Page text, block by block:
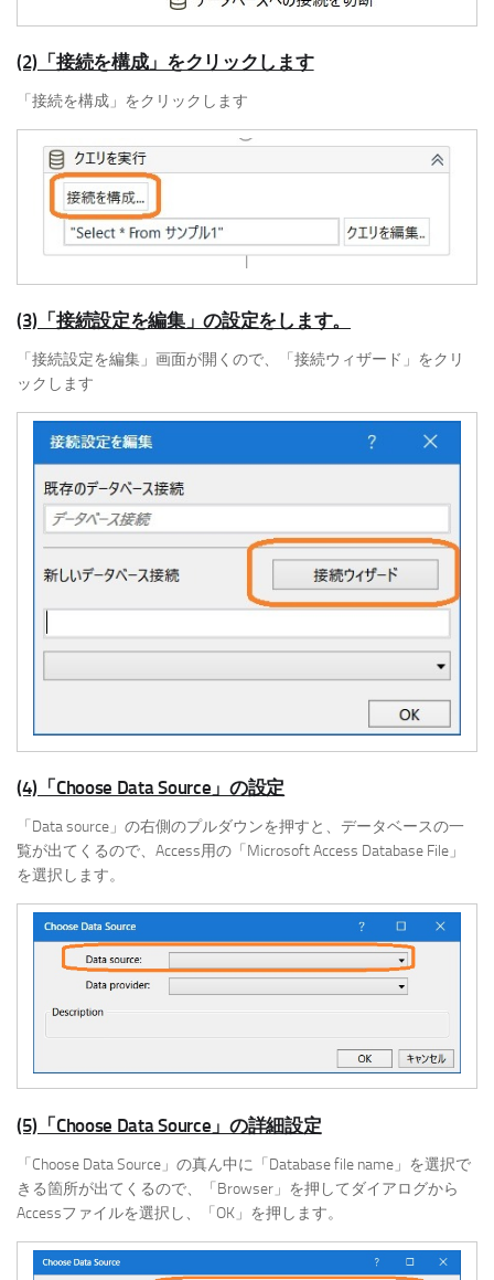
(2)「接続を構成」をクリックします
「接続を構成」をクリックします
(3)「接続設定を編集」の設定をします。
「接続設定を編集」画面が開くので、「接続ウィザード」をクリ
ックします
(4)「Choose Data Source」の設定
「Data source」の右側のプルダウンを押すと、データベースの一
覧が出てくるので、Access用の「Microsoft Access Database File」
を選択します。
(5)「Choose Data Source」の詳細設定
「Choose Data Source」の真ん中に「Database file name」を選択で
きる箇所が出てくるので、「Browser」を押してダイアログから
Accessファイルを選択し、「OK」を押します。